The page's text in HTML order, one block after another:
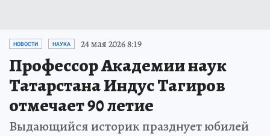
НОВОСТИ НАУКА 24 мая 2026 8:19
Профессор Академии наук
Татарстана Индус Тагиров
отмечает 90 летие
Выдающийся историк празднует юбилей